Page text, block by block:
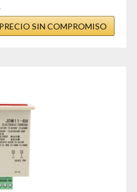
SIN COMPROMISO